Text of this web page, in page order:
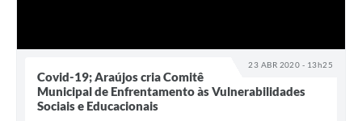
23 ABR 2020 - 13h25
Covid-19; Araújos cria Comitê
Municipal de Enfrentamento às Vulnerabilidades
Sociais e Educacionais